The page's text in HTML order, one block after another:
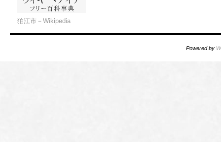
狛江市－Wikipedia
Powered by